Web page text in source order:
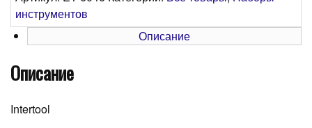
инструментов
Описание
Описание
Intertool